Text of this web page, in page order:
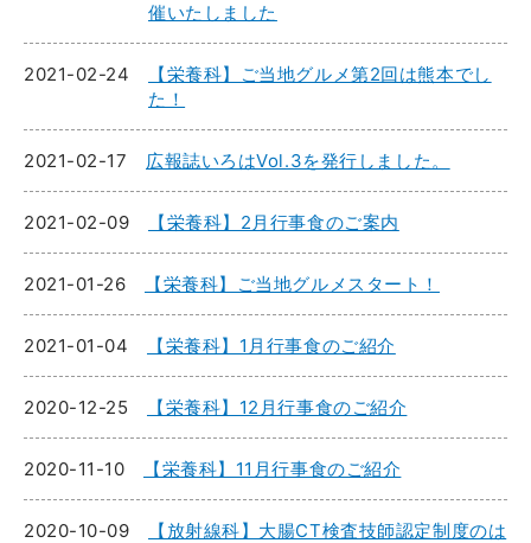
催いたしました
2021-02-24
【栄養科】ご当地グルメ第2回は熊本でし
た！
2021-02-17 広報誌いろはVol.3を発行しました。
2021-02-09 【栄養科】2月行事食のご案内
2021-01-26 【栄養科】ご当地グルメスタート！
2021-01-04 【栄養科】1月行事食のご紹介
2020-12-25 【栄養科】12月行事食のご紹介
2020-11-10 【栄養科】11月行事食のご紹介
2020-10-09
【放射線科】大腸CT検査技師認定制度のは